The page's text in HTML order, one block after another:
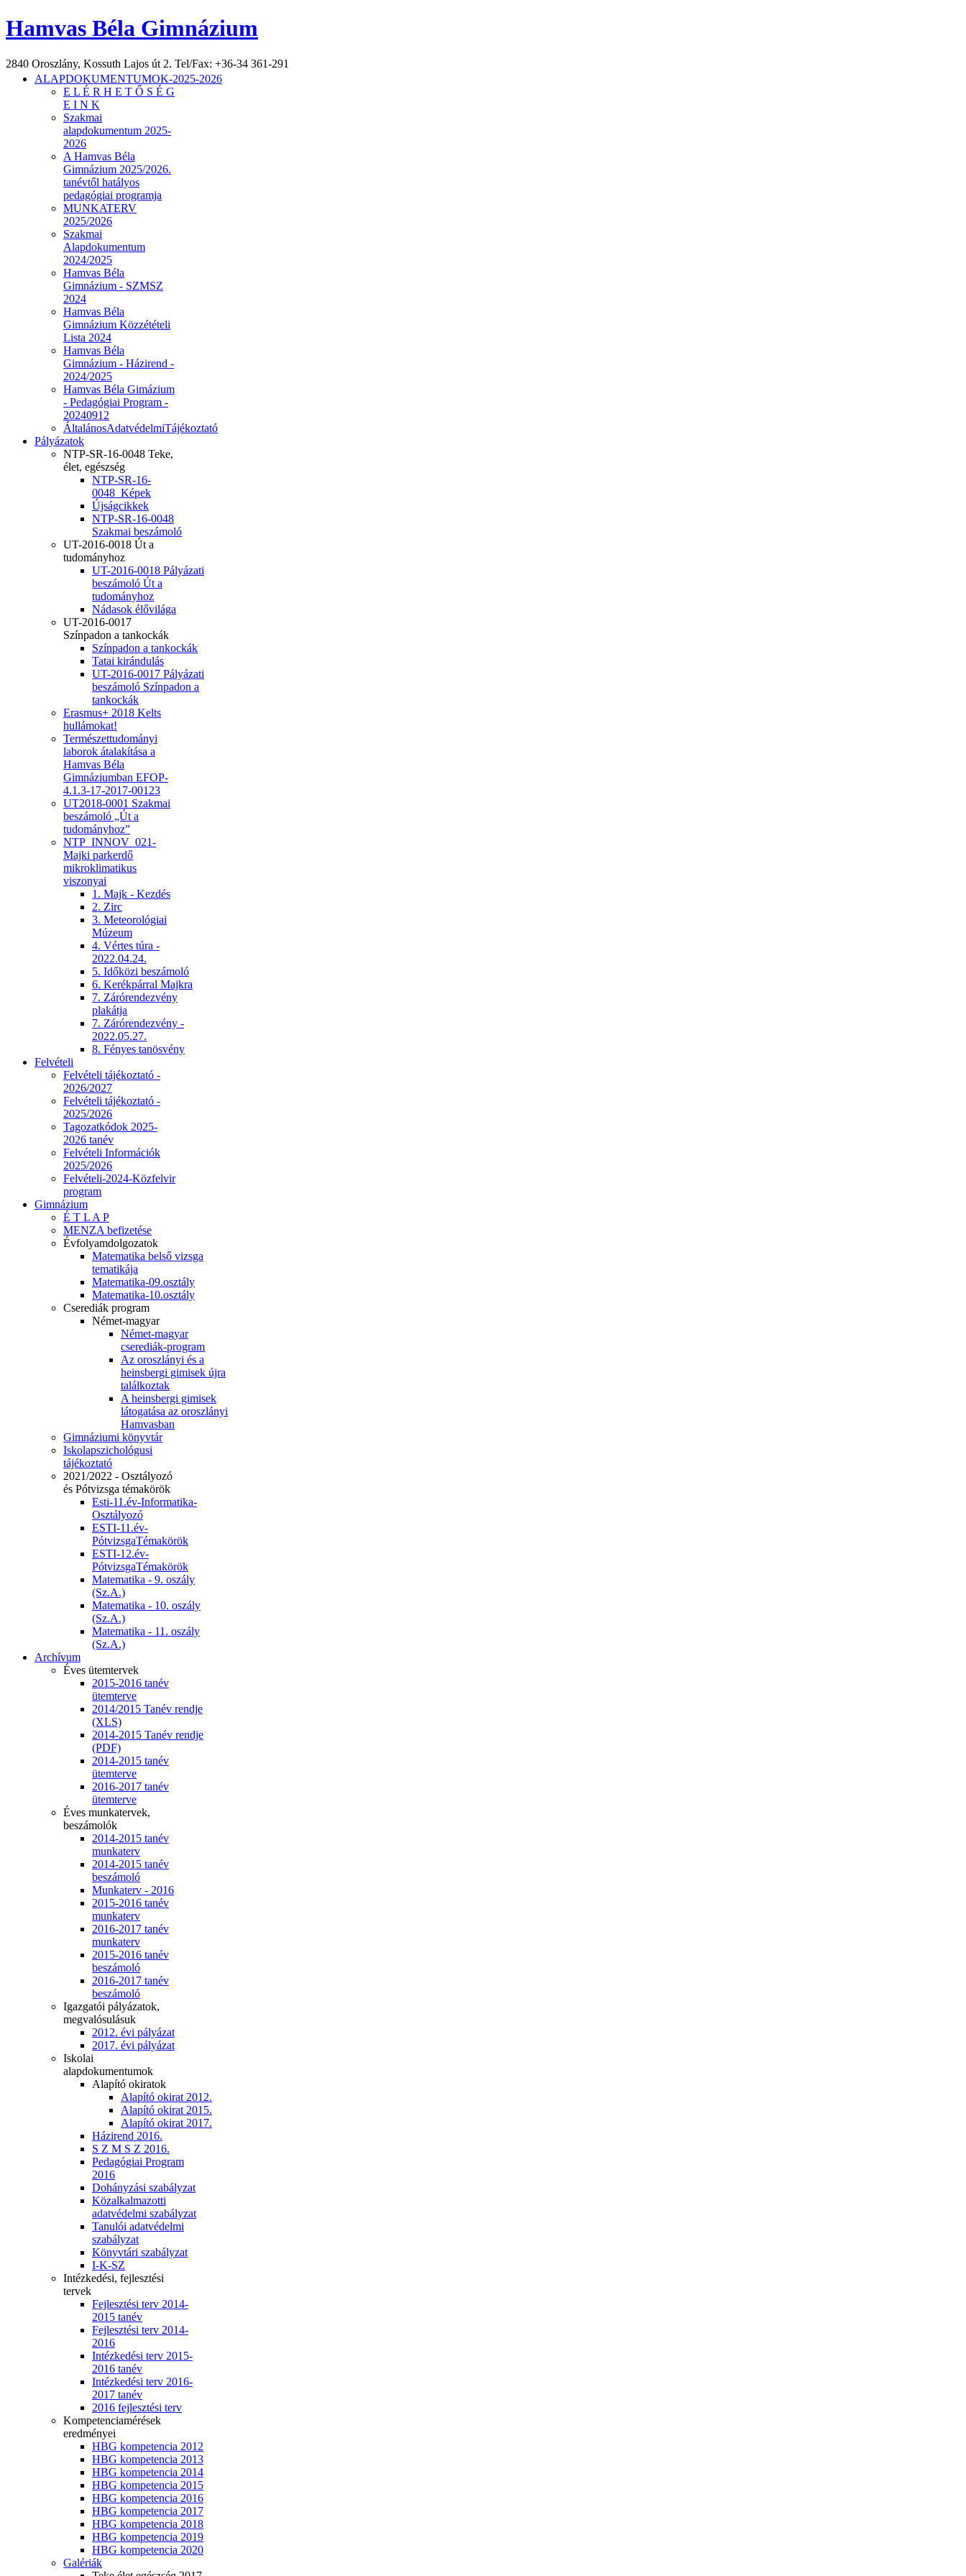
Hamvas Béla Gimnázium
2840 Oroszlány, Kossuth Lajos út 2. Tel/Fax: +36-34 361-291
ALAPDOKUMENTUMOK-2025-2026
E L É R H E T Ő S É G
E I N K
Szakmai
alapdokumentum 2025-
2026
A Hamvas Béla
Gimnázium 2025/2026.
tanévtől hatályos
pedagógiai programja
MUNKATERV
2025/2026
Szakmai
Alapdokumentum
2024/2025
Hamvas Béla
Gimnázium - SZMSZ
2024
Hamvas Béla
Gimnázium Közzétételi
Lista 2024
Hamvas Béla
Gimnázium - Házirend -
2024/2025
Hamvas Béla Gimázium
- Pedagógiai Program -
20240912
ÁltalánosAdatvédelmiTájékoztató
Pályázatok
NTP-SR-16-0048 Teke,
élet, egészség
NTP-SR-16-
0048_Képek
Újságcikkek
NTP-SR-16-0048
Szakmai beszámoló
UT-2016-0018 Út a
tudományhoz
UT-2016-0018 Pályázati
beszámoló Út a
tudományhoz
Nádasok élővilága
UT-2016-0017
Színpadon a tankockák
Színpadon a tankockák
Tatai kirándulás
UT-2016-0017 Pályázati
beszámoló Színpadon a
tankockák
Erasmus+ 2018 Kelts
hullámokat!
Természettudományi
laborok átalakítása a
Hamvas Béla
Gimnáziumban EFOP-
4.1.3-17-2017-00123
UT2018-0001 Szakmai
beszámoló „Út a
tudományhoz”
NTP_INNOV_021-
Majki parkerdő
mikroklimatikus
viszonyai
1. Majk - Kezdés
2. Zirc
3. Meteorológiai
Múzeum
4. Vértes túra -
2022.04.24.
5. Időközi beszámoló
6. Kerékpárral Majkra
7. Zárórendezvény
plakátja
7. Zárórendezvény -
2022.05.27.
8. Fényes tanösvény
Felvételi
Felvételi tájékoztató -
2026/2027
Felvételi tájékoztató -
2025/2026
Tagozatkódok 2025-
2026 tanév
Felvételi Információk
2025/2026
Felvételi-2024-Közfelvir
program
Gimnázium
É T L A P
MENZA befizetése
Évfolyamdolgozatok
Matematika belső vizsga
tematikája
Matematika-09.osztály
Matematika-10.osztály
Cserediák program
Német-magyar
Német-magyar
cserediák-program
Az oroszlányi és a
heinsbergi gimisek újra
találkoztak
A heinsbergi gimisek
látogatása az oroszlányi
Hamvasban
Gimnáziumi könyvtár
Iskolapszichológusi
tájékoztató
2021/2022 - Osztályozó
és Pótvizsga témakörök
Esti-11.év-Informatika-
Osztályozó
ESTI-11.év-
PótvizsgaTémakörök
ESTI-12.év-
PótvizsgaTémakörök
Matematika - 9. oszály
(Sz.A.)
Matematika - 10. oszály
(Sz.A.)
Matematika - 11. oszály
(Sz.A.)
Archívum
Éves ütemtervek
2015-2016 tanév
ütemterve
2014/2015 Tanév rendje
(XLS)
2014-2015 Tanév rendje
(PDF)
2014-2015 tanév
ütemterve
2016-2017 tanév
ütemterve
Éves munkatervek,
beszámolók
2014-2015 tanév
munkaterv
2014-2015 tanév
beszámoló
Munkaterv - 2016
2015-2016 tanév
munkaterv
2016-2017 tanév
munkaterv
2015-2016 tanév
beszámoló
2016-2017 tanév
beszámoló
Igazgatói pályázatok,
megvalósulásuk
2012. évi pályázat
2017. évi pályázat
Iskolai
alapdokumentumok
Alapító okiratok
Alapító okirat 2012.
Alapító okirat 2015.
Alapító okirat 2017.
Házirend 2016.
S Z M S Z 2016.
Pedagógiai Program
2016
Dohányzási szabályzat
Közalkalmazotti
adatvédelmi szabályzat
Tanulói adatvédelmi
szabályzat
Könyvtári szabályzat
I-K-SZ
Intézkedési, fejlesztési
tervek
Fejlesztési terv 2014-
2015 tanév
Fejlesztési terv 2014-
2016
Intézkedési terv 2015-
2016 tanév
Intézkedési terv 2016-
2017 tanév
2016 fejlesztési terv
Kompetenciamérések
eredményei
HBG kompetencia 2012
HBG kompetencia 2013
HBG kompetencia 2014
HBG kompetencia 2015
HBG kompetencia 2016
HBG kompetencia 2017
HBG kompetencia 2018
HBG kompetencia 2019
HBG kompetencia 2020
Galériák